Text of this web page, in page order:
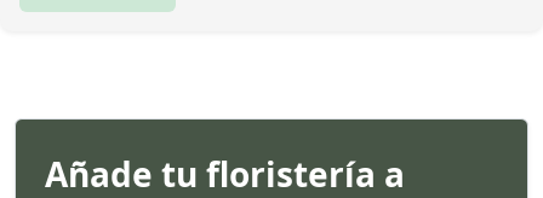
Añade tu floristería a